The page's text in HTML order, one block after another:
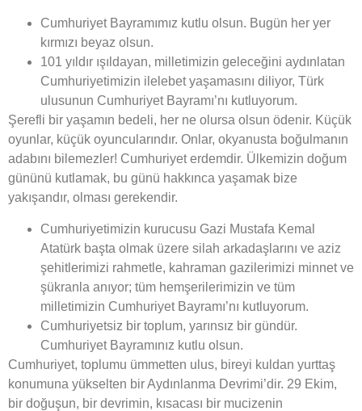
Cumhuriyet Bayramımız kutlu olsun. Bugün her yer
kırmızı beyaz olsun.
101 yıldır ışıldayan, milletimizin geleceğini aydınlatan
Cumhuriyetimizin ilelebet yaşamasını diliyor, Türk
ulusunun Cumhuriyet Bayramı’nı kutluyorum.
Şerefli bir yaşamın bedeli, her ne olursa olsun ödenir. Küçük
oyunlar, küçük oyuncularındır. Onlar, okyanusta boğulmanın
adabını bilemezler! Cumhuriyet erdemdir. Ülkemizin doğum
gününü kutlamak, bu günü hakkınca yaşamak bize
yakışandır, olması gerekendir.
Cumhuriyetimizin kurucusu Gazi Mustafa Kemal
Atatürk başta olmak üzere silah arkadaşlarını ve aziz
şehitlerimizi rahmetle, kahraman gazilerimizi minnet ve
şükranla anıyor; tüm hemşerilerimizin ve tüm
milletimizin Cumhuriyet Bayramı’nı kutluyorum.
Cumhuriyetsiz bir toplum, yarınsız bir gündür.
Cumhuriyet Bayramınız kutlu olsun.
Cumhuriyet, toplumu ümmetten ulus, bireyi kuldan yurttaş
konumuna yükselten bir Aydınlanma Devrimi’dir. 29 Ekim,
bir doğuşun, bir devrimin, kısacası bir mucizenin